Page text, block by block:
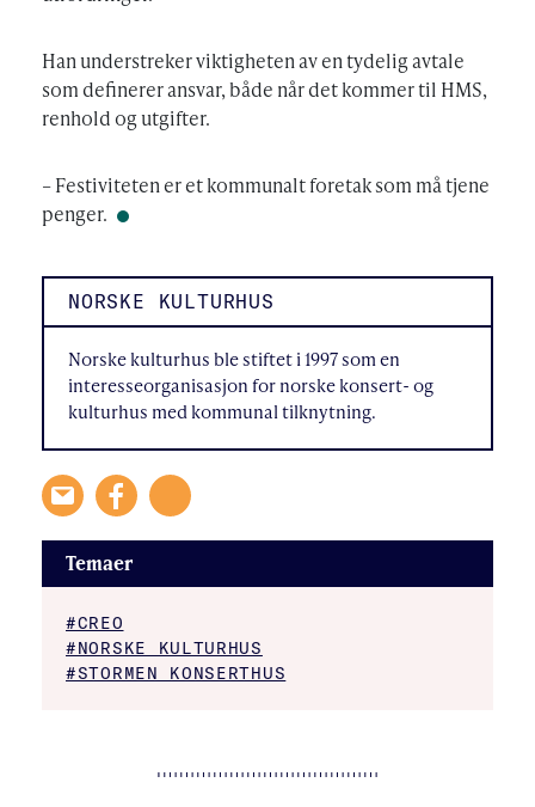
Han understreker viktigheten av en tydelig avtale
som definerer ansvar, både når det kommer til HMS,
renhold og utgifter.
– Festiviteten er et kommunalt foretak som må tjene
penger.
NORSKE KULTURHUS
Norske kulturhus ble stiftet i 1997 som en
interesseorganisasjon for norske konsert- og
kulturhus med kommunal tilknytning.
Temaer
#CREO
#NORSKE KULTURHUS
#STORMEN KONSERTHUS